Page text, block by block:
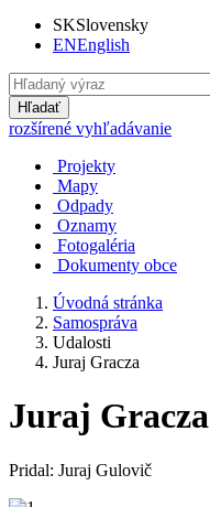
SKSlovensky
ENEnglish
Hľadať
rozšírené vyhľadávanie
Projekty
Mapy
Odpady
Oznamy
Fotogaléria
Dokumenty obce
Úvodná stránka
Samospráva
Udalosti
Juraj Gracza
Juraj Gracza
Pridal: Juraj Gulovič